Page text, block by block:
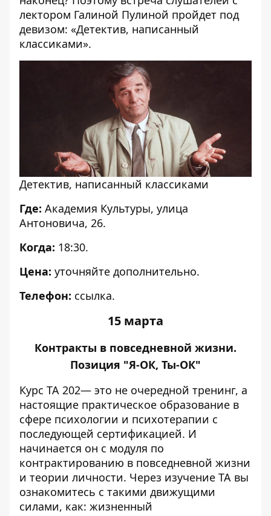
лектором Галиной Пулиной пройдет под
девизом: «Детектив, написанный
классиками».
Детектив, написанный классиками
Где: Академия Культуры, улица
Антоновича, 26.
Когда: 18:30.
Цена: уточняйте дополнительно.
Телефон: ссылка.
15 марта
Контракты в повседневной жизни.
Позиция "Я-ОК, Ты-ОК"
Курс ТА 202— это не очередной тренинг, а
настоящие практическое образование в
сфере психологии и психотерапии с
последующей сертификацией. И
начинается он с модуля по
контрактированию в повседневной жизни
и теории личности. Через изучение ТА вы
ознакомитесь с такими движущими
силами, как: жизненный